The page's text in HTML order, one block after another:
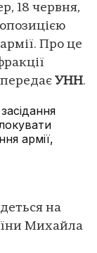
18 червня,
Про це
УНН.
армії,
на
Михайла